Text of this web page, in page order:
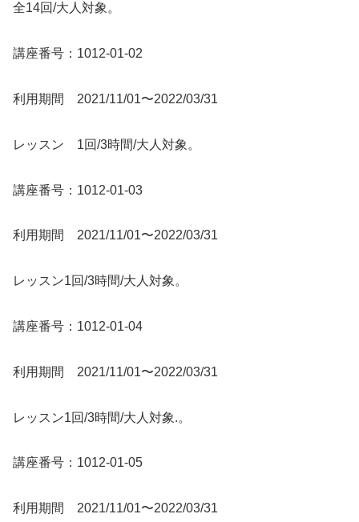
全14回/大人対象。
講座番号：1012-01-02
利用期間 2021/11/01〜2022/03/31
レッスン 1回/3時間/大人対象。
講座番号：1012-01-03
利用期間 2021/11/01〜2022/03/31
レッスン1回/3時間/大人対象。
講座番号：1012-01-04
利用期間 2021/11/01〜2022/03/31
レッスン1回/3時間/大人対象.。
講座番号：1012-01-05
利用期間 2021/11/01〜2022/03/31